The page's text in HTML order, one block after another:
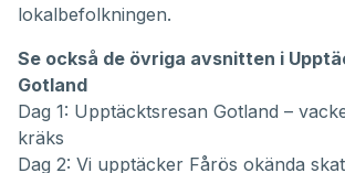
lokalbefolkningen.
Se också de övriga avsnitten i
Gotland
Dag 1: Upptäcktsresan Gotland –
kräks
Dag 2: Vi upptäcker Fårös okända